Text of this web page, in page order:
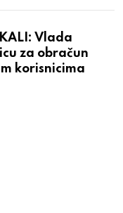
Vlada
za obračun
korisnicima